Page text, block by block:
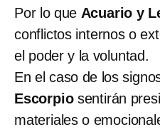
Por lo que Acuario y
conflictos internos o
el poder y la voluntad.
En el caso de los
Escorpiosentirán
materiales o